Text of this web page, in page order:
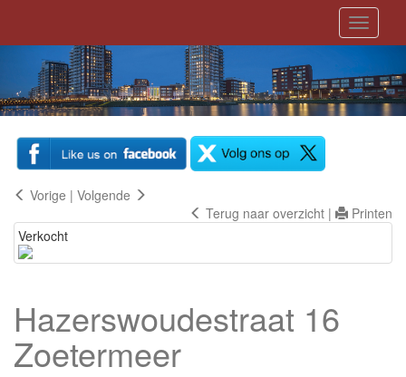
Toggle
Vorige | Volgende
Terug naar overzicht |
Printen
Verkocht
Hazerswoudestraat 16
Zoetermeer